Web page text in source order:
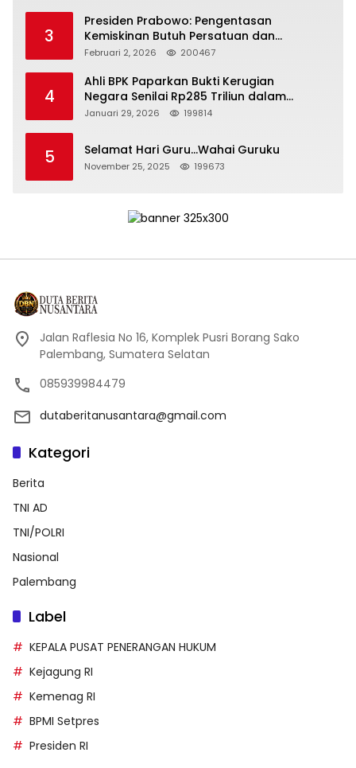
3
Presiden Prabowo: Pengentasan
Kemiskinan Butuh Persatuan dan
Kepemimpinan yang Bertanggung Jawab
Februari 2, 2026 200467
4
Ahli BPK Paparkan Bukti Kerugian
Negara Senilai Rp285 Triliun dalam
Persidangan Korupsi PT Pertamina
Januari 29, 2026 199814
5 Selamat Hari Guru…Wahai Guruku
November 25, 2025 199673
Jalan Raflesia No 16, Komplek Pusri Borang Sako
Palembang, Sumatera Selatan
085939984479
dutaberitanusantara@gmail.com
Kategori
Berita
TNI AD
TNI/POLRI
Nasional
Palembang
Label
KEPALA PUSAT PENERANGAN HUKUM
Kejagung RI
Kemenag RI
BPMI Setpres
Presiden RI